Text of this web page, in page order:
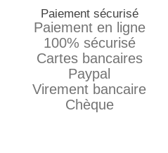
Paiement sécurisé
Paiement en ligne
100% sécurisé
Cartes bancaires
Paypal
Virement bancaire
Chèque